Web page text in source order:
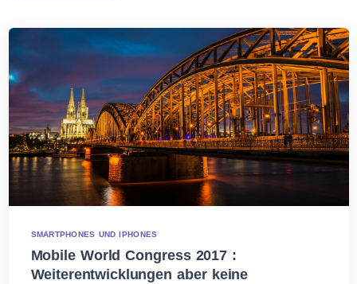
SMARTPHONES UND IPHONES
Mobile World Congress 2017 :
Weiterentwicklungen aber keine